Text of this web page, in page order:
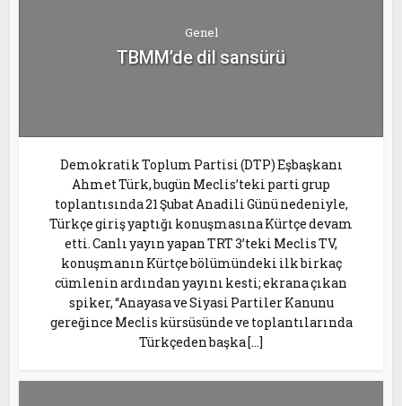
Genel
TBMM’de dil sansürü
Demokratik Toplum Partisi (DTP) Eşbaşkanı
Ahmet Türk, bugün Meclis’teki parti grup
toplantısında 21 Şubat Anadili Günü nedeniyle,
Türkçe giriş yaptığı konuşmasına Kürtçe devam
etti. Canlı yayın yapan TRT 3’teki Meclis TV,
konuşmanın Kürtçe bölümündeki ilk birkaç
cümlenin ardından yayını kesti; ekrana çıkan
spiker, “Anayasa ve Siyasi Partiler Kanunu
gereğince Meclis kürsüsünde ve toplantılarında
Türkçeden başka […]